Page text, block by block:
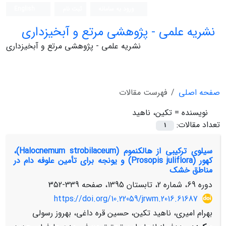
نشریه علمی - پژوهشی مرتع و آبخیزداری
نشریه علمی - پژوهشی مرتع و آبخیزداری
صفحه اصلی
فهرست مقالات
نویسنده = تکین، ناهید
تعداد مقالات:
1
سیلوی ترکیبی از هالکنموم (Halocnemum strobilaceum)،
کهور (Prosopis juliflora) و یونجه برای تأمین علوفه دام در
مناطق خشک
دوره 69، شماره 2، تابستان 1395، صفحه
339-352
https://doi.org/10.22059/jrwm.2016.61687
بهرام امیری، ناهید تکین، حسین قره داغی، بهروز رسولی